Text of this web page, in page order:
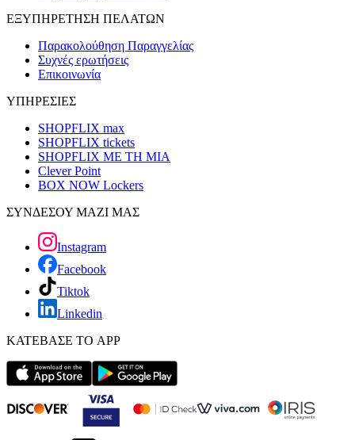
ΕΞΥΠΗΡΕΤΗΣΗ ΠΕΛΑΤΩΝ
Παρακολούθηση Παραγγελίας
Συχνές ερωτήσεις
Επικοινωνία
ΥΠΗΡΕΣΙΕΣ
SHOPFLIX max
SHOPFLIX tickets
SHOPFLIX ΜΕ ΤΗ ΜΙΑ
Clever Point
BOX NOW Lockers
ΣΥΝΔΕΣΟΥ ΜΑΖΙ ΜΑΣ
Instagram
Facebook
Tiktok
Linkedin
ΚΑΤΕΒΑΣΕ ΤΟ APP